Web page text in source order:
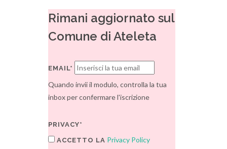
Rimani aggiornato sul
Comune di Ateleta
EMAIL*
Quando invii il modulo, controlla la tua
inbox per confermare l'iscrizione
PRIVACY*
ACCETTO LA Privacy Policy